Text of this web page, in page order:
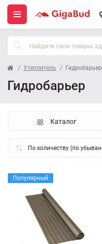
Утеплитель Гидробарьер
Гидробарьер
Каталог
Популярный